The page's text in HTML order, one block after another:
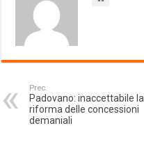
Prec.
Padovano: inaccettabile la
riforma delle concessioni
demaniali